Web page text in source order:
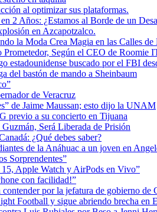
al optimizar sus plataformas.
2 Años: ¿Estamos al Borde de un
en Azcapotzalco.
la Moda Crea Magia en las Calles de
Según el CEO de Roomie
estadounidense buscado por el FBI
del bastón de mando a Sheinbaum
de Veracruz
de Jaime Maussan; esto dijo la UNAM
previo a su concierto en Tijuana
Será Liberada de Prisión
¿Qué debes saber?
de la Anáhuac a un joven en
Sorprendentes”
Apple Watch y AirPods en Vivo”
con facilidad!”
contender por la jefatura de gobierno de
Football y sigue abriendo brecha en